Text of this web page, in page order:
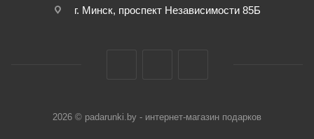
г. Минск, проспект Независимости 85Б
2026 © padarunki.by - интернет-магазин подарков